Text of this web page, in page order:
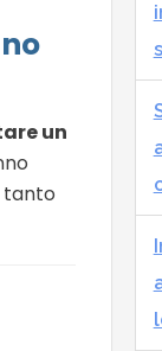
un
tanto